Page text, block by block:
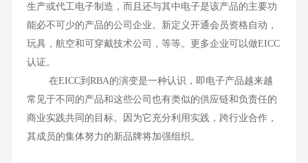
生产或代工电子制造，而且还与其中电子是该产品的主要功
能必不可少的产品的公司企业。新定义开通会员资格自动，
玩具，航空和可穿戴技术公司，等等。更多企业可以做EICC
认证。
在EICC到RBA的演变是一种认识，即电子产品越来越
常见于不同的产品和这些公司也有类似的供应链和负责任的
商业实践共同的目标。因为它充分利用实践，跨行业合作，
其成员的集体努力的新品牌将加强组织。